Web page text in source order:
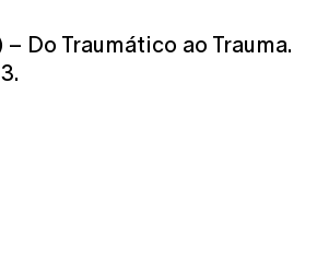
– Do Traumático ao Trauma.